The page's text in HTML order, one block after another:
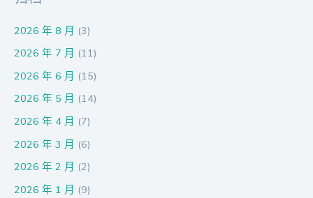
2026 年 8 月 (3)
2026 年 7 月 (11)
2026 年 6 月 (15)
2026 年 5 月 (14)
2026 年 4 月 (7)
2026 年 3 月 (6)
2026 年 2 月 (2)
2026 年 1 月 (9)